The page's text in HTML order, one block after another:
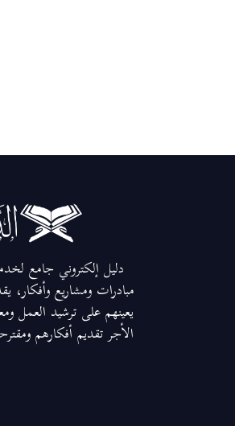
دليل إلكتروني جامع
مبادرات ومشاريع وأفكار،
يعينهم على ترشيد العمل
الأجر تقديم أفكارهم